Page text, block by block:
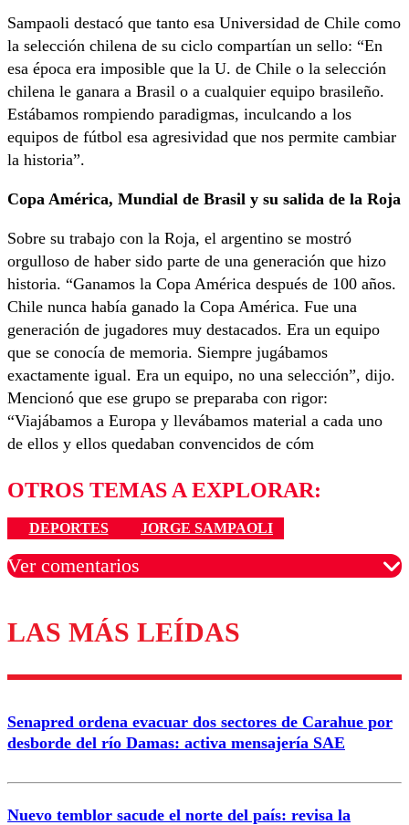
Sampaoli destacó que tanto esa Universidad de Chile como
la selección chilena de su ciclo compartían un sello: “En
esa época era imposible que la U. de Chile o la selección
chilena le ganara a Brasil o a cualquier equipo brasileño.
Estábamos rompiendo paradigmas, inculcando a los
equipos de fútbol esa agresividad que nos permite cambiar
la historia”.
Copa América, Mundial de Brasil y su salida de la Roja
Sobre su trabajo con la Roja, el argentino se mostró
orgulloso de haber sido parte de una generación que hizo
historia. “Ganamos la Copa América después de 100 años.
Chile nunca había ganado la Copa América. Fue una
generación de jugadores muy destacados. Era un equipo
que se conocía de memoria. Siempre jugábamos
exactamente igual. Era un equipo, no una selección”, dijo.
Mencionó que ese grupo se preparaba con rigor:
“Viajábamos a Europa y llevábamos material a cada uno
de ellos y ellos quedaban convencidos de cóm
OTROS TEMAS A EXPLORAR:
DEPORTES JORGE SAMPAOLI
Ver comentarios
Los comentarios son moderados para garantizar un
diálogo respetuoso.
Correo
LAS MÁS LEÍDAS
Senapred ordena evacuar dos sectores de Carahue por
desborde del río Damas: activa mensajería SAE
Nuevo temblor sacude el norte del país: revisa la